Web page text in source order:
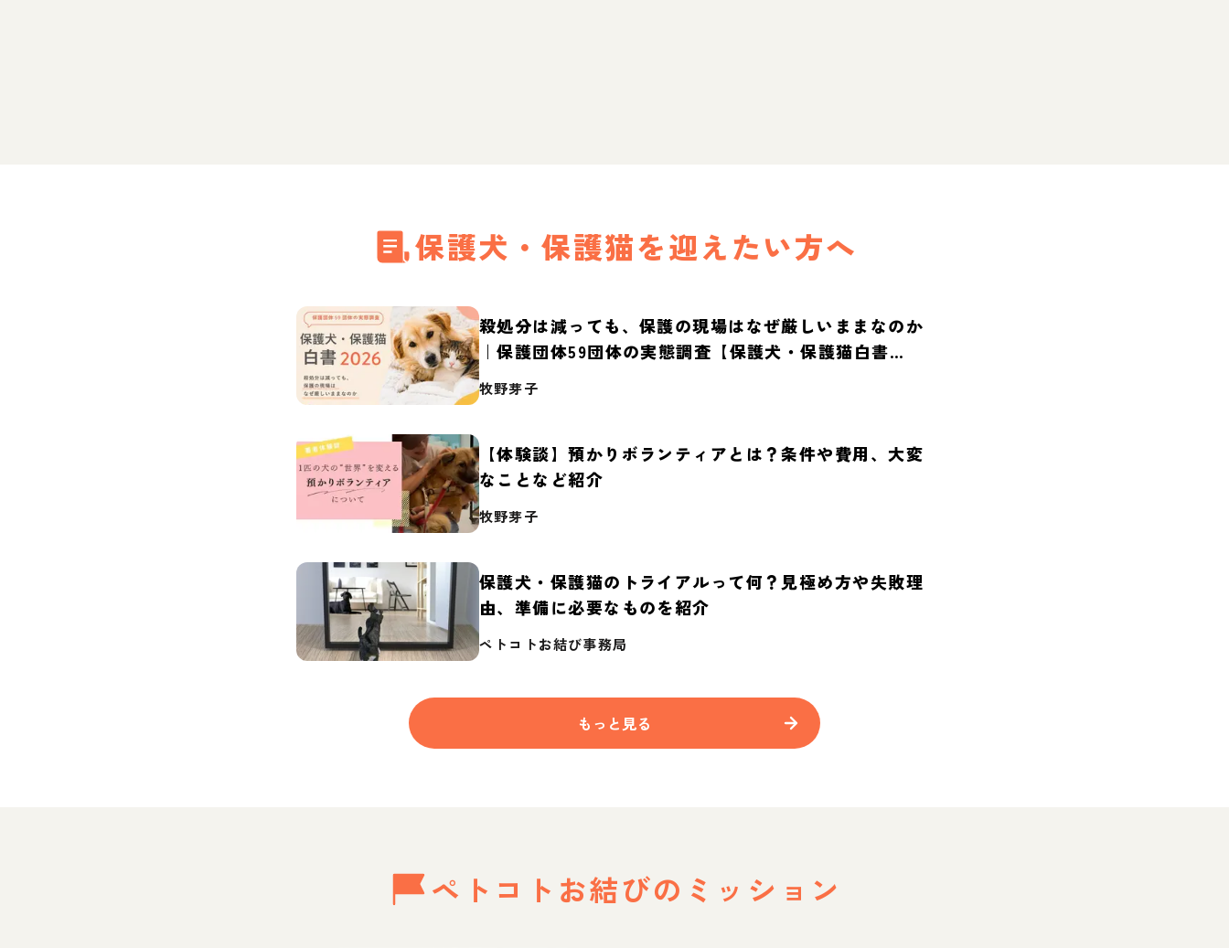
保護犬・保護猫を迎えたい方へ
殺処分は減っても、保護の現場はなぜ厳しいままなのか
｜保護団体59団体の実態調査【保護犬・保護猫白書
2026】
牧野芽子
【体験談】預かりボランティアとは？条件や費用、大変
なことなど紹介
牧野芽子
保護犬・保護猫のトライアルって何？見極め方や失敗理
由、準備に必要なものを紹介
ペトコトお結び事務局
もっと見る
ペトコトお結びの ミッション